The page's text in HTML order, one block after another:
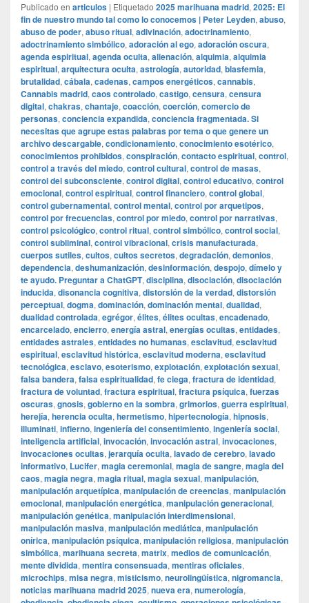
Publicado en articulos | Etiquetado 2025 marihuana madrid, 2025: El
fin de nuestro mundo tal como lo conocemos | Peter Leyden, abuso,
abuso de poder, abuso ritual, adivinación, adoctrinamiento,
adoctrinamiento simbólico, adoración al ego, adoración oscura,
agenda espiritual, agenda oculta, alienación, alquimia, alquimia
espiritual, arquitectura oculta, astrología, autoridad, blasfemia,
brutalidad, cábala, cadenas, campos energéticos, cannabis,
Cannabis madrid, caos controlado, castigo, censura, censura
digital, chakras, chantaje, coacción, coerción, comercio de
personas, conciencia expandida, conciencia fragmentada. Si
necesitas que agrupe estas palabras por tema o que genere un
archivo descargable, condicionamiento, conocimiento esotérico,
conocimientos prohibidos, conspiración, contacto espiritual, control,
control a través del miedo, control cultural, control de masas,
control del subconsciente, control digital, control educativo, control
emocional, control espiritual, control financiero, control global,
control gubernamental, control mental, control por arquetipos,
control por frecuencias, control por miedo, control por narrativas,
control psicológico, control ritual, control simbólico, control social,
control subliminal, control vibracional, crisis manufacturada,
cuerpos sutiles, cultos, cultos secretos, degradación, demonios,
dependencia, deshumanización, desinformación, despojo, dímelo y
te ayudo. Preguntar a ChatGPT, disciplina, disociación, disociación
inducida, disonancia cognitiva, distorsión de la verdad, distorsión
perceptual, dogma, dominación, dominación mental, dualidad,
dualidad controlada, egrégor, élites, élites ocultas, encadenado,
encarcelado, encierro, energía astral, energías ocultas, entidades,
entidades astrales, entidades no humanas, esclavitud, esclavitud
espiritual, esclavitud histórica, esclavitud moderna, esclavitud
tecnológica, esclavo, esoterismo, explotación, explotación sexual,
falsa bandera, falsa espiritualidad, fe ciega, fractura de identidad,
fractura de voluntad, fractura espiritual, fractura psíquica, fuerzas
oscuras, gnosis, gobierno en la sombra, grimorios, guerra espiritual,
herejía, herencia oculta, hermetismo, hipertecnología, hipnosis,
illuminati, infierno, ingeniería del consentimiento, ingeniería social,
inteligencia artificial, invocación, invocación astral, invocaciones,
invocaciones ocultas, jerarquía oculta, lavado de cerebro, lavado
informativo, Lucifer, magia ceremonial, magia de sangre, magia del
caos, magia negra, magia ritual, magia sexual, manipulación,
manipulación arquetípica, manipulación de creencias, manipulación
emocional, manipulación energética, manipulación generacional,
manipulación genética, manipulación interdimensional,
manipulación masiva, manipulación mediática, manipulación
onírica, manipulación psíquica, manipulación religiosa, manipulación
simbólica, marihuana secreta, matrix, medios de comunicación,
mente dividida, mentira consensuada, mentiras oficiales,
microchips, misa negra, misticismo, neurolingüística, nigromancia,
noticias marihuana madrid 2025, nueva era, numerología,